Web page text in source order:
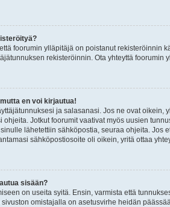
foorumin ylläpitäjä on poistanut rekisteröinnin
rekisteröinnin. Ota yhteyttä foorumin
en voi kirjautua!
ja salasanasi. Jos ne ovat oikein,
ohjeita. Jotkut foorumit vaativat myös uusien
lähetettiin sähköpostia, seuraa ohjeita. Jos
sähköpostiosoite oli oikein, yritä ottaa
sisään?
on useita syitä. Ensin, varmista että
omistajalla on asetusvirhe heidän